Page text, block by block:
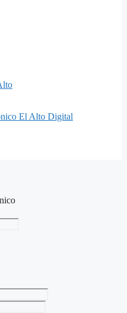
El Alto Digital